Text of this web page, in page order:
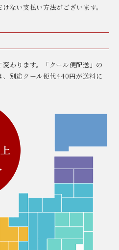
ない支払い方法がございます。
わります。「クール便配送」の
別途クール便代440円が送料に